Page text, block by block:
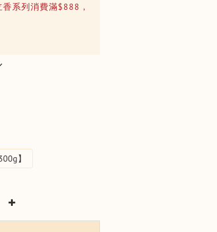
系列消費滿$888，
】